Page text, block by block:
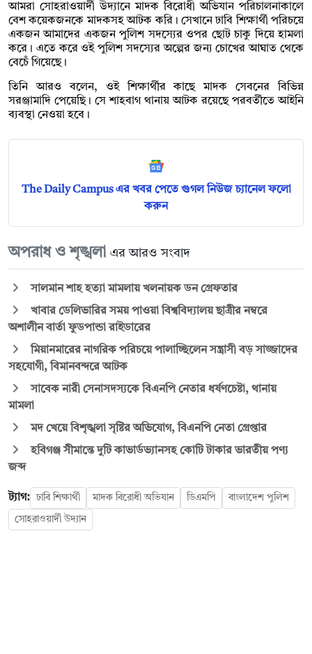
আমরা সোহরাওয়ার্দী উদ্যানে মাদক বিরোধী অভিযান পরিচালনাকালে
বেশ কয়েকজনকে মাদকসহ আটক করি। সেখানে ঢাবি শিক্ষার্থী পরিচয়ে
একজন আমাদের একজন পুলিশ সদস্যের ওপর ছোট চাকু দিয়ে হামলা
করে। এতে করে ওই পুলিশ সদস্যের অল্পের জন্য চোখের আঘাত থেকে
বেচেঁ গিয়েছে।
তিনি আরও বলেন, ওই শিক্ষার্থীর কাছে মাদক সেবনের বিভিন্ন
সরঞ্জামাদি পেয়েছি। সে শাহবাগ থানায় আটক রয়েছে পরবর্তীতে আইনি
ব্যবস্থা নেওয়া হবে।
The Daily Campus এর খবর পেতে গুগল নিউজ চ্যানেল ফলো
করুন
অপরাধ ও শৃঙ্খলা এর আরও সংবাদ
সালমান শাহ হত্যা মামলায় খলনায়ক ডন গ্রেফতার
খাবার ডেলিভারির সময় পাওয়া বিশ্ববিদ্যালয় ছাত্রীর নম্বরে
অশালীন বার্তা ফুডপান্ডা রাইডারের
মিয়ানমারের নাগরিক পরিচয়ে পালাচ্ছিলেন সন্ত্রাসী বড় সাজ্জাদের
সহযোগী, বিমানবন্দরে আটক
সাবেক নারী সেনাসদস্যকে বিএনপি নেতার ধর্ষণচেষ্টা, থানায়
মামলা
মদ খেয়ে বিশৃঙ্খলা সৃষ্টির অভিযোগ, বিএনপি নেতা গ্রেপ্তার
হবিগঞ্জ সীমান্তে দুটি কাভার্ডভ্যানসহ কোটি টাকার ভারতীয় পণ্য
জব্দ
ট্যাগ: ঢাবি শিক্ষার্থী মাদক বিরোধী অভিযান ডিএমপি বাংলাদেশ পুলিশ
সোহরাওয়ার্দী উদ্যান